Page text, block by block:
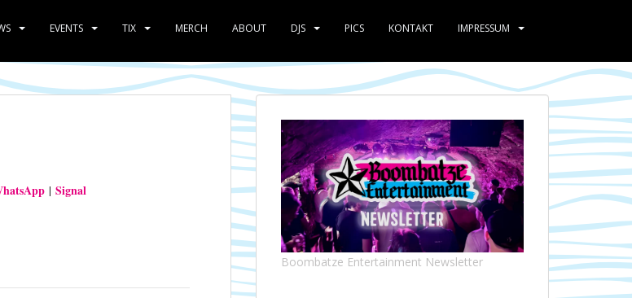
EVENTS TIX MERCH ABOUT DJS PICS KONTAKT IMPRESSUM
| Signal
Boombatze Entertainment Newsletter